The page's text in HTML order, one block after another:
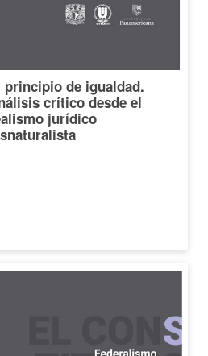
principio de igualdad.
crítico desde el
jurídico